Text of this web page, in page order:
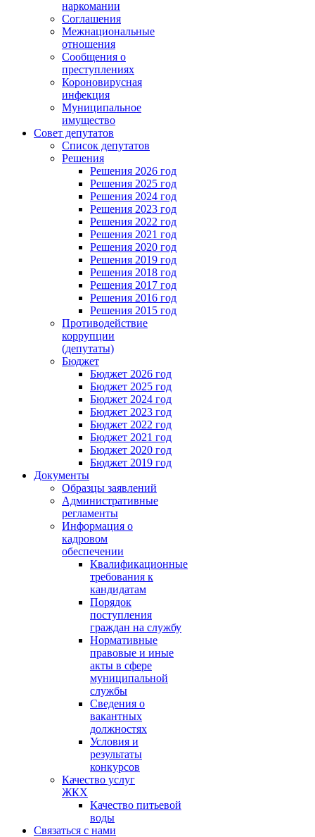
наркомании
Соглашения
Межнациональные
отношения
Сообщения о
преступлениях
Короновирусная
инфекция
Муниципальное
имущество
Совет депутатов
Список депутатов
Решения
Решения 2026 год
Решения 2025 год
Решения 2024 год
Решения 2023 год
Решения 2022 год
Решения 2021 год
Решения 2020 год
Решения 2019 год
Решения 2018 год
Решения 2017 год
Решения 2016 год
Решения 2015 год
Противодействие
коррупции
(депутаты)
Бюджет
Бюджет 2026 год
Бюджет 2025 год
Бюджет 2024 год
Бюджет 2023 год
Бюджет 2022 год
Бюджет 2021 год
Бюджет 2020 год
Бюджет 2019 год
Документы
Образцы заявлений
Административные
регламенты
Информация о
кадровом
обеспечении
Квалификационные
требования к
кандидатам
Порядок
поступления
граждан на службу
Нормативные
правовые и иные
акты в сфере
муниципальной
службы
Сведения о
вакантных
должностях
Условия и
результаты
конкурсов
Качество услуг
ЖКХ
Качество питьевой
воды
Связаться с нами